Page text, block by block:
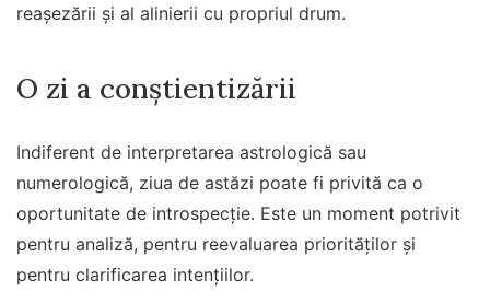
reașezării și al alinierii cu propriul drum.
O zi a conștientizării
Indiferent de interpretarea astrologică sau
numerologică, ziua de astăzi poate fi privită ca o
oportunitate de introspecție. Este un moment potrivit
pentru analiză, pentru reevaluarea priorităților și
pentru clarificarea intențiilor.